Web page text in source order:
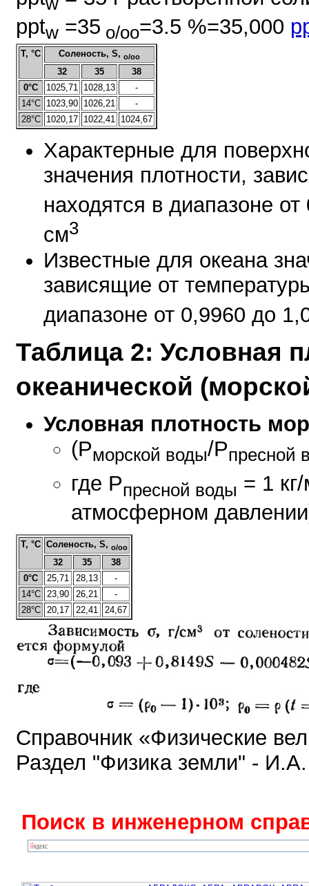
pptw =35 o/oo=3.5 %=35,000
Т, °C Соленость, S, o/oo
32 35
38
0°C
1025,71 1028,13
-
14°C
1023,90 1026,21
-
28°C
1020,17 1022,41 1024,67
Характерные для
значения плотности,
находятся в диапазоне
см3
Известные для океана
зависящие от
диапазоне от 0,9960 до
Таблица 2: Условная
океанической
Условная плотность
(Pморской воды/Pпресной
где Рпресной воды = 1
атмосферном
Т, °C Соленость, S, o/oo
32 35
38
0°C
25,71 28,13
-
14°C
23,90 26,21
-
28°C
20,17 22,41 24,67
Справочник «Физические
Раздел "Физика земли" -
Поиск в инженерном